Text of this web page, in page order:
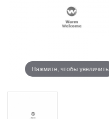
Нажмите, чтобы увеличить